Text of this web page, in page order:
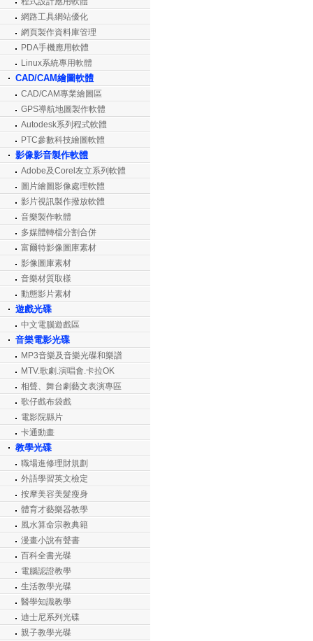
網路工具網站優化
網頁製作資料庫管理
PDA手機應用軟體
Linux系統專用軟體
CAD/CAM繪圖軟體
CAD/CAM專業繪圖區
GPS導航地圖製作軟體
Autodesk系列程式軟體
PTC參數科技繪圖軟體
影像影音製作軟體
Adobe及Corel友立系列軟體
圖片繪圖影像處理軟體
影片視訊製作撥放軟體
音樂製作軟體
多媒體轉檔分割合併
富爾特影像圖庫素材
影像圖庫素材
音樂材質取樣
動態影片素材
遊戲光碟
中文電腦遊戲區
音樂電影光碟
MP3音樂及音樂光碟和樂譜
MTV.歌劇.演唱會.卡拉OK
相聲、舞台劇藝文表演專區
歌仔戲布袋戲
電影院縣片
卡通動畫
教學光碟
職場進修理財規劃
外語學習英文檢定
按摩美容美髮瘦身
體育才藝樂器教學
風水算命宗教典籍
漫畫小說有聲書
百科全書光碟
電腦認證教學
生活教學光碟
醫學知識教學
迪士尼系列光碟
親子教學光碟